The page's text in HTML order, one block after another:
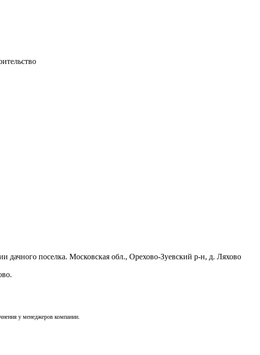
дачного поселка. Московская обл., Орехово-Зуевский р-н, д. Ляхово
у менеджеров компании.